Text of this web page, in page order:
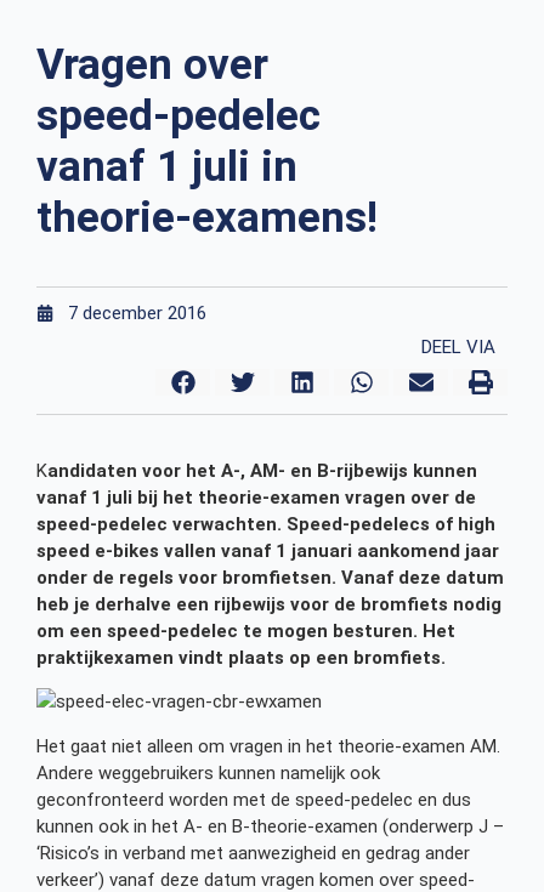
Vragen over
speed-pedelec
vanaf 1 juli in
theorie-examens!
7 december 2016
DEEL VIA
Kandidaten voor het A-, AM- en B-rijbewijs kunnen
vanaf 1 juli bij het theorie-examen vragen over de
speed-pedelec verwachten. Speed-pedelecs of high
speed e-bikes vallen vanaf 1 januari aankomend jaar
onder de regels voor bromfietsen. Vanaf deze datum
heb je derhalve een rijbewijs voor de bromfiets nodig
om een speed-pedelec te mogen besturen. Het
praktijkexamen vindt plaats op een bromfiets.
Het gaat niet alleen om vragen in het theorie-examen AM.
Andere weggebruikers kunnen namelijk ook
geconfronteerd worden met de speed-pedelec en dus
kunnen ook in het A- en B-theorie-examen (onderwerp J –
‘Risico’s in verband met aanwezigheid en gedrag ander
verkeer’) vanaf deze datum vragen komen over speed-